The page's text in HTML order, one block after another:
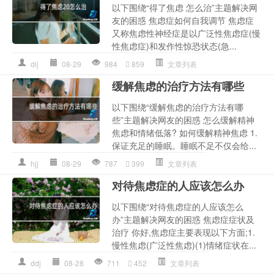
以下围绕“得了焦虑 怎么治”主题解决网
友的困惑 焦虑症如何自我调节 焦虑症
又称焦虑性神经症是以广泛性焦虑症(慢
性焦虑症)和发作性惊恐状态(急...
dlj 08-29 984 859 文章列表
缓解焦虑的治疗方法有哪些
以下围绕“缓解焦虑的治疗方法有哪
些”主题解决网友的困惑 怎么缓解精神
焦虑和情绪低落? 如何缓解精神焦虑 1.
保证充足的睡眠。睡眠不足不仅会给...
hjj 08-29 787 399 文章列表
对待焦虑症的人应该怎么办
以下围绕“对待焦虑症的人应该怎么
办”主题解决网友的困惑 焦虑症症状及
治疗 你好,焦虑症主要表现以下方面;1.
慢性焦虑(广泛性焦虑)(1)情绪症状在...
ddj 08-28 711 452 文章列表